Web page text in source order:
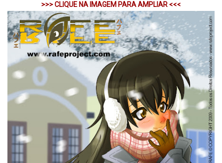
>>> CLIQUE NA IMAGEM PARA AMPLIAR <<<